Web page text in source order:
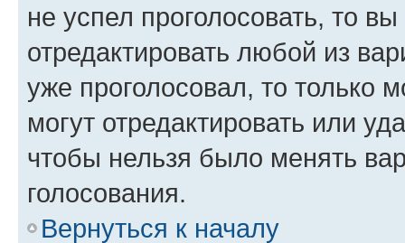
не успел проголосовать, то
отредактировать любой из
уже проголосовал, то только
могут отредактировать или
чтобы нельзя было менять
голосования.
Вернуться к началу